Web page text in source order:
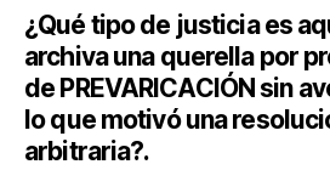
¿Qué tipo de justicia es
archiva una querella por
de PREVARICACIÓN sin
lo que motivó una
arbitraria?.